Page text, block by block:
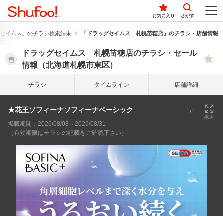
お気に入り さがす
イムス」のチラシ検索結果 「ドラッグセイムス 札幌苗穂店」のチラシ・店舗情報
ドラッグセイムス 札幌苗穂店のチラシ・セール
情報（北海道札幌市東区）
チラシ タイム ライン 店舗詳細
★花王ソフィーナソフィーナベーシック 1/1
拡大
掲載期間：2026/08/08～2026/08/31
（有効期限はチラシの記載をご確認下さい）